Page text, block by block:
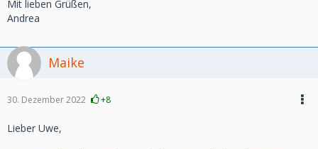
Mit lieben Grüßen,
Andrea
Maike
30. Dezember 2022 +8
Lieber Uwe,